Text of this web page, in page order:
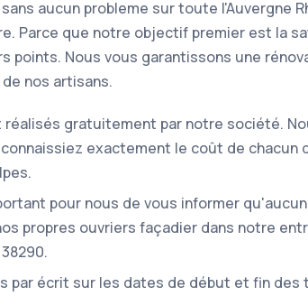
aucun probleme sur toute l'Auvergne
Parce que notre objectif premier est la
points. Nous vous garantissons une
nos artisans.
gratuitement par notre société.
exactement le coût de chacun
pour nous de vous informer
propres ouvriers façadier dans notre
par écrit sur les dates de début et fin des